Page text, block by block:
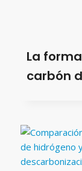
La
carbón